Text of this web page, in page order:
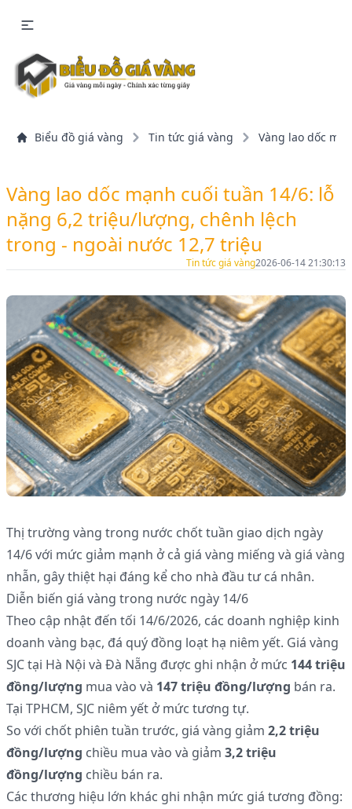
Biểu đồ giá vàng Tin tức giá vàng Vàng lao dốc
Vàng lao dốc mạnh cuối tuần 14/6: lỗ
nặng 6,2 triệu/lượng, chênh lệch
trong - ngoài nước 12,7 triệu
Tin tức giá vàng2026-06-14 21:30:13
Thị trường vàng trong nước chốt tuần giao dịch ngày
14/6 với mức giảm mạnh ở cả giá vàng miếng và giá vàng
nhẫn, gây thiệt hại đáng kể cho nhà đầu tư cá nhân.
Diễn biến giá vàng trong nước ngày 14/6
Theo cập nhật đến tối 14/6/2026, các doanh nghiệp kinh
doanh vàng bạc, đá quý đồng loạt hạ niêm yết. Giá vàng
SJC tại Hà Nội và Đà Nẵng được ghi nhận ở mức 144 triệu
đồng/lượng mua vào và 147 triệu đồng/lượng bán ra.
Tại TPHCM, SJC niêm yết ở mức tương tự.
So với chốt phiên tuần trước, giá vàng giảm 2,2 triệu
đồng/lượng chiều mua vào và giảm 3,2 triệu
đồng/lượng chiều bán ra.
Các thương hiệu lớn khác ghi nhận mức giá tương đồng: